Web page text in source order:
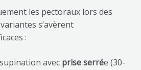
les pectoraux lors des
s’avèrent
:
avec prise serrée (30-